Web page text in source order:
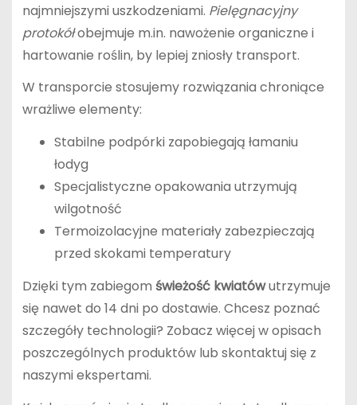
najmniejszymi uszkodzeniami. Pielęgnacyjny
protokółobejmuje m.in. nawożenie organiczne i
hartowanie roślin, by lepiej zniosły transport.
W transporcie stosujemy rozwiązania chroniące
wrażliwe elementy:
Stabilne podpórki zapobiegają łamaniu
łodyg
Specjalistyczne opakowania utrzymują
wilgotność
Termoizolacyjne materiały zabezpieczają
przed skokami temperatury
Dzięki tym zabiegom świeżość kwiatówutrzymuje
się nawet do 14 dni po dostawie. Chcesz poznać
szczegóły technologii? Zobacz więcej w opisach
poszczególnych produktów lub skontaktuj się z
naszymi ekspertami.